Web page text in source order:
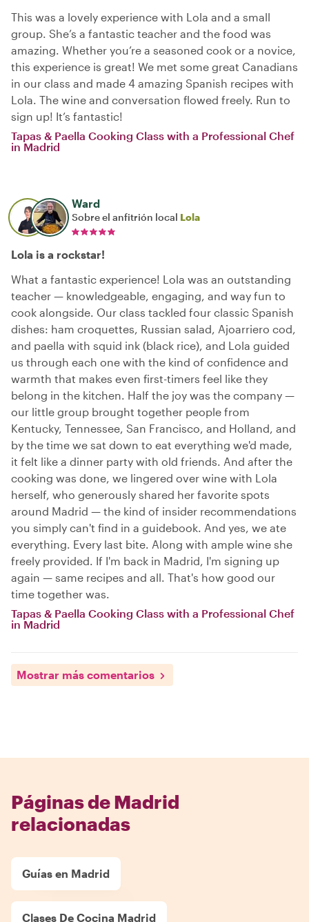
This was a lovely experience with Lola and a small
group. She’s a fantastic teacher and the food was
amazing. Whether you’re a seasoned cook or a novice,
this experience is great! We met some great Canadians
in our class and made 4 amazing Spanish recipes with
Lola. The wine and conversation flowed freely. Run to
sign up! It’s fantastic!
Tapas & Paella Cooking Class with a Professional Chef
in Madrid
Ward
Sobre el anfitrión local Lola
Lola is a rockstar!
What a fantastic experience! Lola was an outstanding
teacher — knowledgeable, engaging, and way fun to
cook alongside. Our class tackled four classic Spanish
dishes: ham croquettes, Russian salad, Ajoarriero cod,
and paella with squid ink (black rice), and Lola guided
us through each one with the kind of confidence and
warmth that makes even first-timers feel like they
belong in the kitchen. Half the joy was the company —
our little group brought together people from
Kentucky, Tennessee, San Francisco, and Holland, and
by the time we sat down to eat everything we'd made,
it felt like a dinner party with old friends. And after the
cooking was done, we lingered over wine with Lola
herself, who generously shared her favorite spots
around Madrid — the kind of insider recommendations
you simply can't find in a guidebook. And yes, we ate
everything. Every last bite. Along with ample wine she
freely provided. If I'm back in Madrid, I'm signing up
again — same recipes and all. That's how good our
time together was.
Tapas & Paella Cooking Class with a Professional Chef
in Madrid
Mostrar más comentarios
Páginas de Madrid
relacionadas
Guías en Madrid
Clases De Cocina Madrid